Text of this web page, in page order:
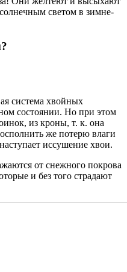
светом в зимне-
система хвойных
состоянии. Но при этом
из кроны, т. к. она
же потерю влаги
иссушение хвои.
от снежного покрова
и без того страдают